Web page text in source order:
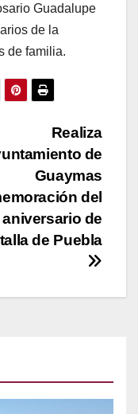
Guadalupe
de la
de familia.
Realiza
de
Guaymas
del
aniversario de
de Puebla